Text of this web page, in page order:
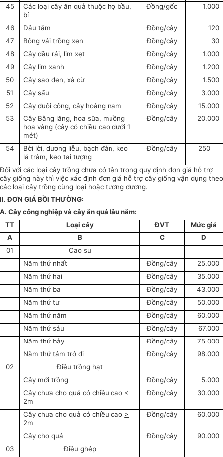
45
Các loại cây ăn quả thuộc họ bầu,
bí
Đồng/gốc 1.000
46 Dâu tằm Đồng/cây
120
47
Bông vải trồng xen Đồng/cây
30
48
Cây dầu rái, lim xẹt Đồng/cây
1.000
49
Cây lim xanh Đồng/cây
1.200
50
Cây sao đen, xà cừ Đồng/cây
1.500
51
Cây sấu Đồng/cây
3.000
52
Cây đuôi công, cây hoàng nam Đồng/cây
15.000
53
Cây Bằng lăng, hoa sữa, muồng
hoa vàng (cây có chiều cao dưới 1
mét)
Đồng/cây 20.000
54
Bời lời, dương liễu, bạch đàn, keo
lá tràm, keo tai tượng
Đồng/cây 250
Đối với các loại cây trồng chưa có tên trong quy định đơn giá hỗ trợ
cây giống này thì việc xác định đơn giá hỗ trợ cây giống vận dụng theo
các loại cây trồng cùng loại hoặc tương đương.
II. ĐƠN GIÁ BỒI THƯỜNG:
A. Cây công nghiệp và cây ăn quả lâu năm:
TT
Loại cây ĐVT
Mức giá
A
B C
D
01
Cao su
Năm thứ nhất
Đồng/cây
25.000
Năm thứ hai
Đồng/cây
35.000
Năm thứ ba
Đồng/cây
43.000
Năm thứ tư
Đồng/cây
50.000
Năm thứ năm
Đồng/cây
60.000
Năm thứ sáu
Đồng/cây
67.000
Năm thứ bảy
Đồng/cây
75.000
Năm thứ tám trở đi
Đồng/cây
98.000
02
Điều trồng hạt
Cây mới trồng
Đồng/cây
5.000
Cây chưa cho quả có chiều cao <
2m
Đồng/cây 30.000
Cây chưa cho quả có chiều cao >
2m
Đồng/cây 60.000
Cây cho quả Đồng/cây
90.000
03
Điều ghép